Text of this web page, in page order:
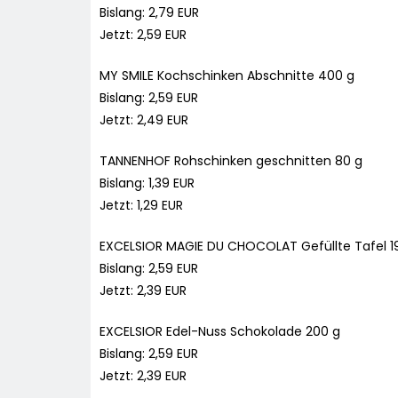
Bislang: 2,79 EUR
Jetzt: 2,59 EUR
MY SMILE Kochschinken Abschnitte 400 g
Bislang: 2,59 EUR
Jetzt: 2,49 EUR
TANNENHOF Rohschinken geschnitten 80 g
Bislang: 1,39 EUR
Jetzt: 1,29 EUR
EXCELSIOR MAGIE DU CHOCOLAT Gefüllte Tafel
Bislang: 2,59 EUR
Jetzt: 2,39 EUR
EXCELSIOR Edel-Nuss Schokolade 200 g
Bislang: 2,59 EUR
Jetzt: 2,39 EUR